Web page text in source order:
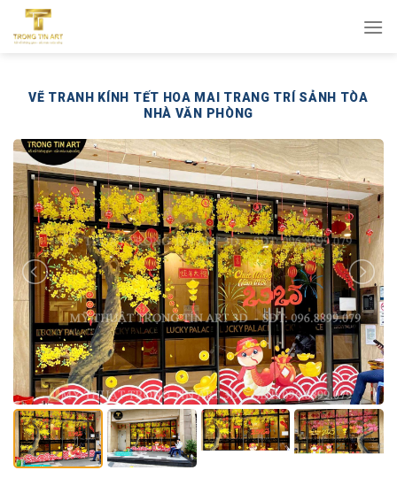
qua
VẼ TRANH KÍNH TẾT HOA MAI TRANG TRÍ SẢNH TÒA
NHÀ VĂN PHÒNG